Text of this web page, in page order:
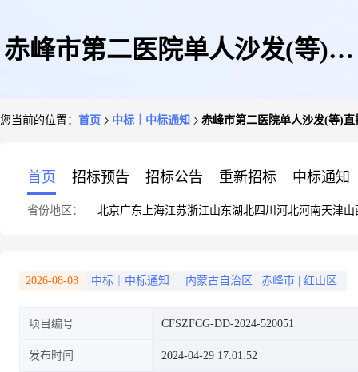
赤峰市第二医院单人沙发(等)直
您当前的位置： 首页 中标｜中标通知 赤峰市第二医院单人沙发(等)
首页 招标预告 招标公告 重新招标 中标通知
省份地区： 北京广东 上海江苏浙江山东湖北四川 河北河南天津山
2026-08-08 中标｜中标通知 内蒙古自治区 赤峰市 红山区
项目编号 CFSZFCG-DD-2024-520051
发布时间 2024-04-29 17:01:52